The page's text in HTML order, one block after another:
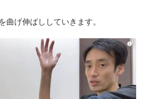
曲げ伸ばししていきます。